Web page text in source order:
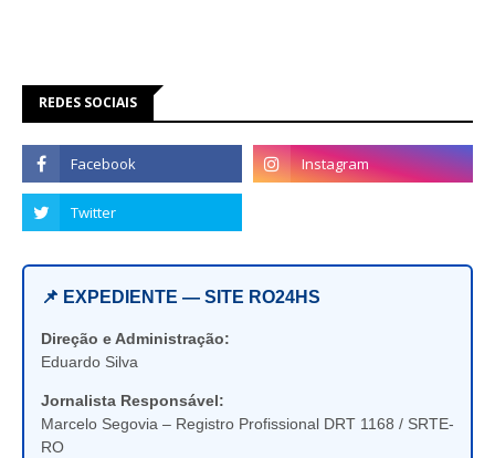
REDES SOCIAIS
📌 EXPEDIENTE — SITE RO24HS
Direção e Administração:
Eduardo Silva
Jornalista Responsável:
Marcelo Segovia – Registro Profissional DRT 1168 / SRTE-
RO